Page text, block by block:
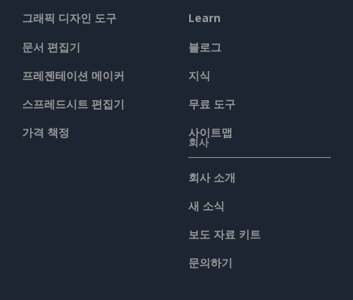
그래픽 디자인 도구
문서 편집기
프레젠테이션 메이커
스프레드시트 편집기
가격 책정
Learn
블로그
지식
무료 도구
사이트맵
회사
회사 소개
새 소식
보도 자료 키트
문의하기